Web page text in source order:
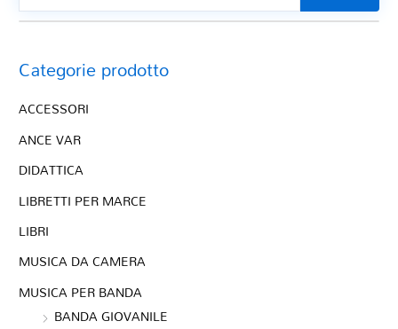
Categorie prodotto
ACCESSORI
ANCE VAR
DIDATTICA
LIBRETTI PER MARCE
LIBRI
MUSICA DA CAMERA
MUSICA PER BANDA
BANDA GIOVANILE